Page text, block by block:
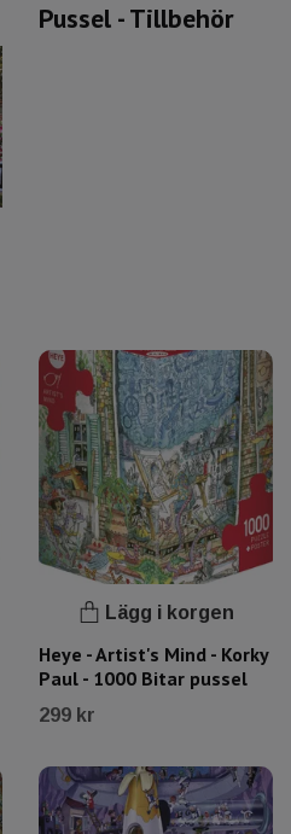
Pussel - Tillbehör
Lägg i korgen
Heye - Artist's Mind - Korky
Paul - 1000 Bitar pussel
299 kr